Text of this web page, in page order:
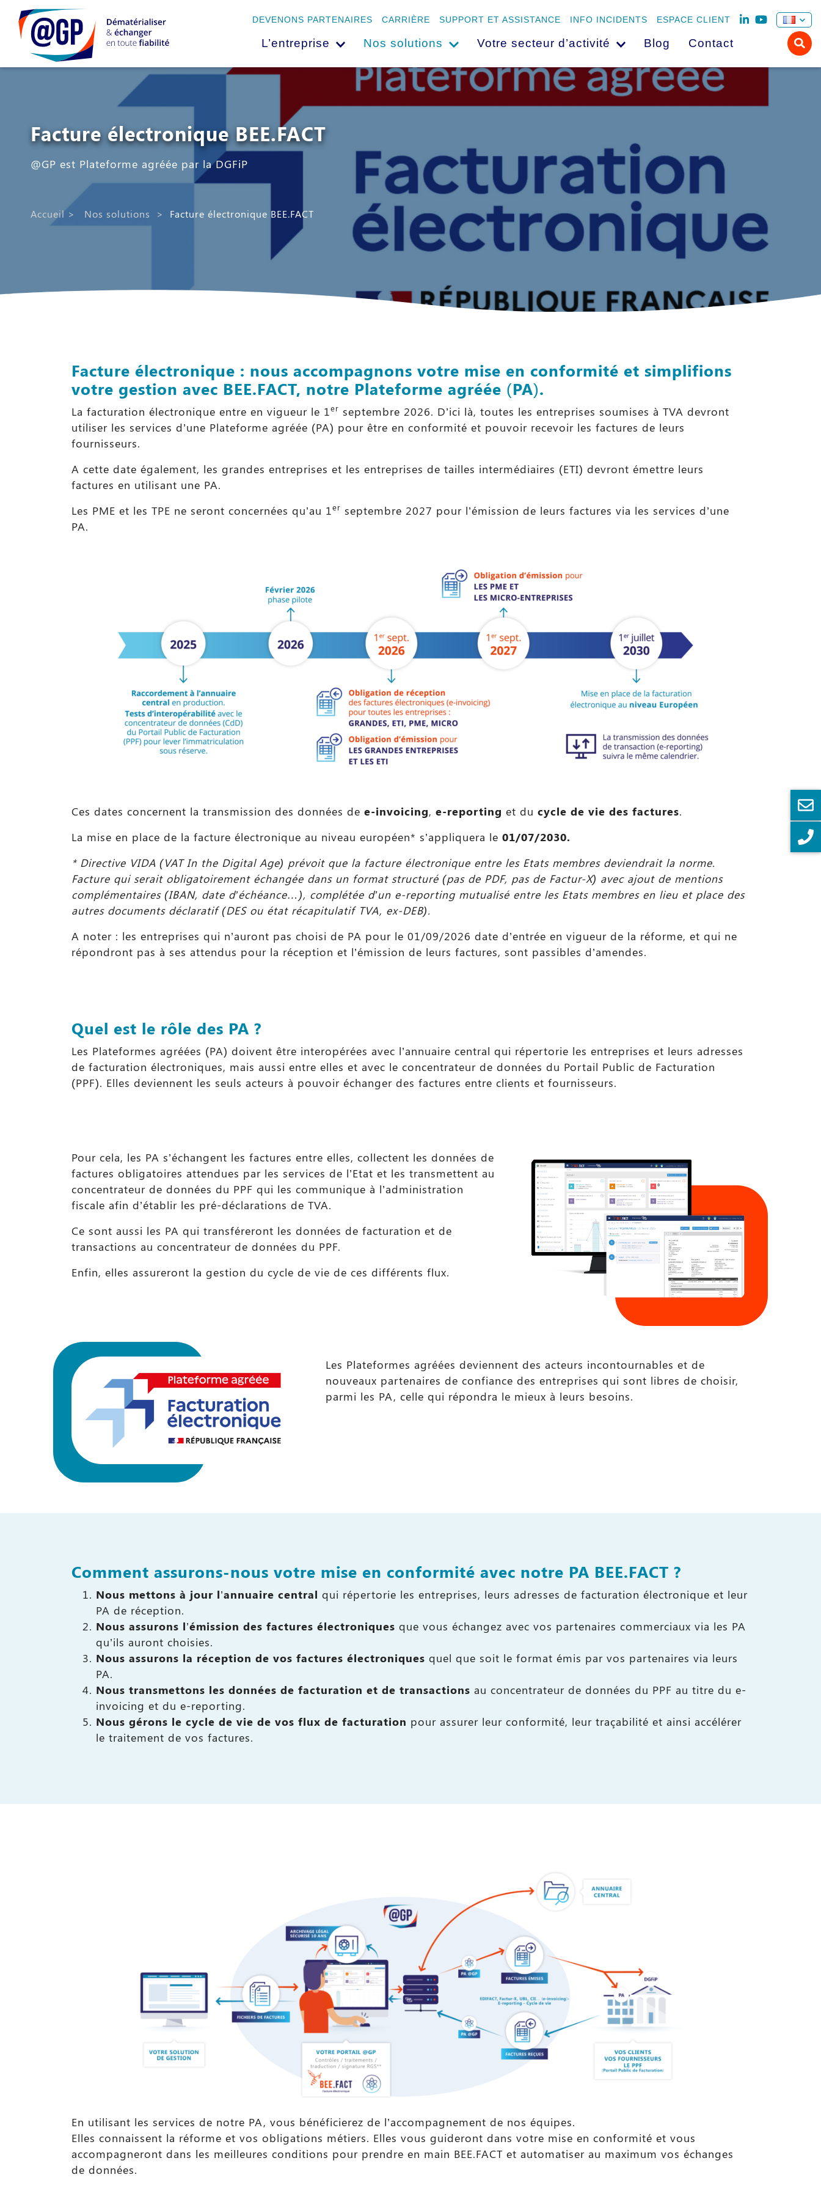
DEVENONS PARTENAIRES CARRIÈRE SUPPORT ET ASSISTANCE INFO INCIDENTS ESPACE CLIENT
L’entreprise Nos solutions Votre secteur d’activité Blog Contact
Facture électronique BEE.FACT
@GP est Plateforme agréée par la DGFiP
Accueil > Nos solutions > Facture électronique BEE.FACT
Facture électronique : nous accompagnons votre mise en conformité et simplifions
votre gestion avec BEE.FACT, notre Plateforme agréée (PA).
La facturation électronique entre en vigueur le 1er septembre 2026. D’ici là, toutes les entreprises soumises à TVA devront
utiliser les services d’une Plateforme agréée (PA) pour être en conformité et pouvoir recevoir les factures de leurs
fournisseurs.
A cette date également, les grandes entreprises et les entreprises de tailles intermédiaires (ETI) devront émettre leurs
factures en utilisant une PA.
Les PME et les TPE ne seront concernées qu’au 1er septembre 2027 pour l’émission de leurs factures via les services d’une
PA.
Ces dates concernent la transmission des données de e-invoicing, e-reporting et du cycle de vie des factures.
La mise en place de la facture électronique au niveau européen* s’appliquera le 01/07/2030.
* Directive VIDA (VAT In the Digital Age) prévoit que la facture électronique entre les Etats membres deviendrait la norme.
Facture qui serait obligatoirement échangée dans un format structuré (pas de PDF, pas de Factur-X) avec ajout de mentions
complémentaires (IBAN, date d’échéance…), complétée d’un e-reporting mutualisé entre les Etats membres en lieu et place des
autres documents déclaratif (DES ou état récapitulatif TVA, ex-DEB).
A noter : les entreprises qui n’auront pas choisi de PA pour le 01/09/2026 date d’entrée en vigueur de la réforme, et qui ne
répondront pas à ses attendus pour la réception et l’émission de leurs factures, sont passibles d’amendes.
Quel est le rôle des PA ?
Les Plateformes agréées (PA) doivent être interopérées avec l’annuaire central qui répertorie les entreprises et leurs adresses
de facturation électroniques, mais aussi entre elles et avec le concentrateur de données du Portail Public de Facturation
(PPF). Elles deviennent les seuls acteurs à pouvoir échanger des factures entre clients et fournisseurs.
Pour cela, les PA s’échangent les factures entre elles, collectent les données de
factures obligatoires attendues par les services de l’Etat et les transmettent au
concentrateur de données du PPF qui les communique à l’administration
fiscale afin d’établir les pré-déclarations de TVA.
Ce sont aussi les PA qui transféreront les données de facturation et de
transactions au concentrateur de données du PPF.
Enfin, elles assureront la gestion du cycle de vie de ces différents flux.
Les Plateformes agréées deviennent des acteurs incontournables et de
nouveaux partenaires de confiance des entreprises qui sont libres de choisir,
parmi les PA, celle qui répondra le mieux à leurs besoins.
Comment assurons-nous votre mise en conformité avec notre PA BEE.FACT ?
Nous mettons à jour l’annuaire central qui répertorie les entreprises, leurs adresses de facturation électronique et leur
PA de réception.
Nous assurons l’émission des factures électroniques que vous échangez avec vos partenaires commerciaux via les PA
qu’ils auront choisies.
Nous assurons la réception de vos factures électroniques quel que soit le format émis par vos partenaires via leurs
PA.
Nous transmettons les données de facturation et de transactions au concentrateur de données du PPF au titre du e-
invoicing et du e-reporting.
Nous gérons le cycle de vie de vos flux de facturation pour assurer leur conformité, leur traçabilité et ainsi accélérer
le traitement de vos factures.
En utilisant les services de notre PA, vous bénéficierez de l’accompagnement de nos équipes.
Elles connaissent la réforme et vos obligations métiers. Elles vous guideront dans votre mise en conformité et vous
accompagneront dans les meilleures conditions pour prendre en main BEE.FACT et automatiser au maximum vos échanges
de données.